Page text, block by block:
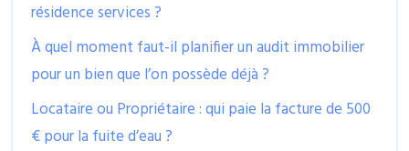
résidence services ?
À quel moment faut-il planifier un audit immobilier
pour un bien que l’on possède déjà ?
Locataire ou Propriétaire : qui paie la facture de 500
€ pour la fuite d’eau ?